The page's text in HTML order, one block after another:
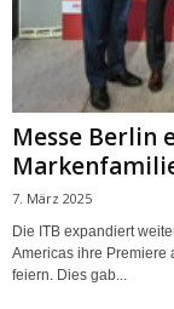
Messe Berlin
7. März 2025
Die ITB expandiert
Americas ihre Premiere
feiern. Dies gab...